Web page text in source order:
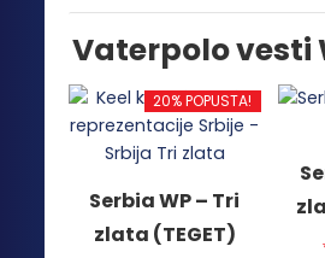
Vaterpolo vesti
20% POPUSTA!
Serbia WP – Tri
zlata (TEGET)